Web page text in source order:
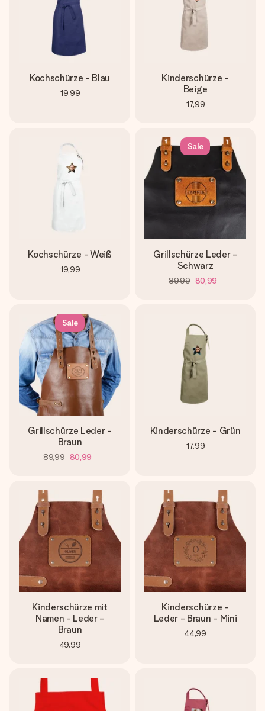
Kochschürze - Blau
19,99
Kinderschürze -
Beige
17,99
Kochschürze - Weiß
19,99
Sale
Grillschürze Leder -
Schwarz
89,99 80,99
Sale
Grillschürze Leder -
Braun
89,99 80,99
Kinderschürze - Grün
17,99
Kinderschürze mit
Namen - Leder -
Braun
49,99
Kinderschürze -
Leder - Braun - Mini
44,99